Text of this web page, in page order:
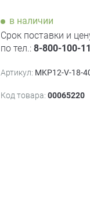
в наличии
Срок поставки и
по тел.:8-800-100-
Артикул: MKP12-V-18-
Код товара: 00065220